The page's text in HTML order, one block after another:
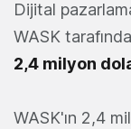
Dijital
WASK
2,4 milyon
WASK'ın 2,4